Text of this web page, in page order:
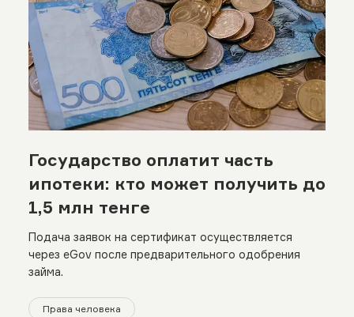
Государство оплатит часть
ипотеки: кто может получить до
1,5 млн тенге
Подача заявок на сертификат осуществляется
через eGov после предварительного одобрения
займа.
Права человека